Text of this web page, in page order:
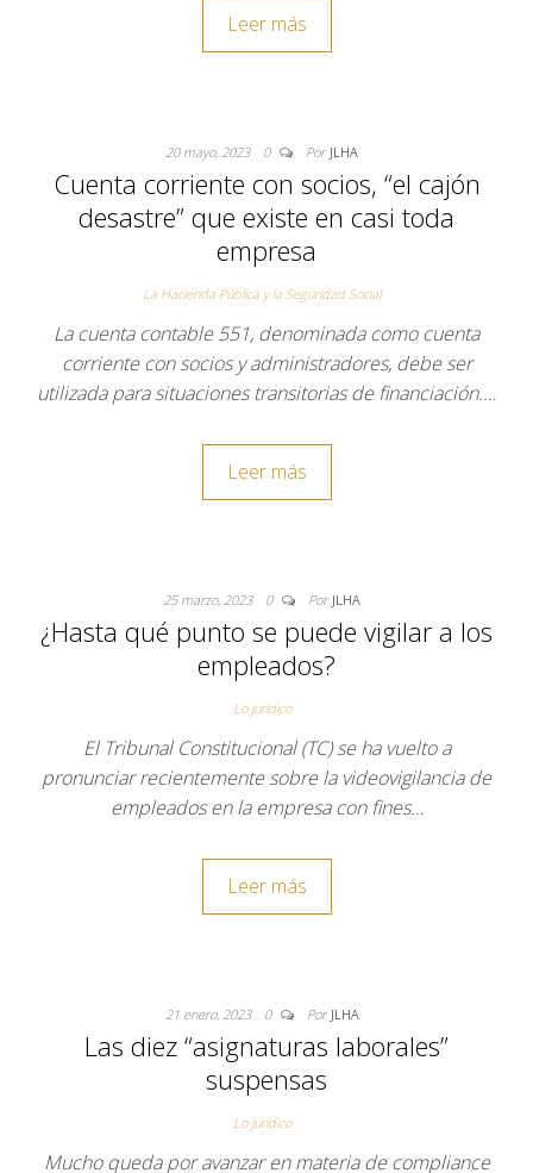
Leer más
20 mayo, 2023 0 Por JLHA
Cuenta corriente con socios, “el cajón
desastre” que existe en casi toda
empresa
La Hacienda Pública y la Seguridad Social
La cuenta contable 551, denominada como cuenta
corriente con socios y administradores, debe ser
utilizada para situaciones transitorias de financiación.…
Leer más
25 marzo, 2023 0 Por JLHA
¿Hasta qué punto se puede vigilar a los
empleados?
Lo jurídico
El Tribunal Constitucional (TC) se ha vuelto a
pronunciar recientemente sobre la videovigilancia de
empleados en la empresa con fines…
Leer más
21 enero, 2023 0 Por JLHA
Las diez “asignaturas laborales”
suspensas
Lo jurídico
Mucho queda por avanzar en materia de compliance